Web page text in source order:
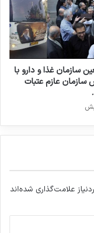
سازمان غذا و دارو با
سازمان عازم عتبات
علامت‌گذاری شده‌اند